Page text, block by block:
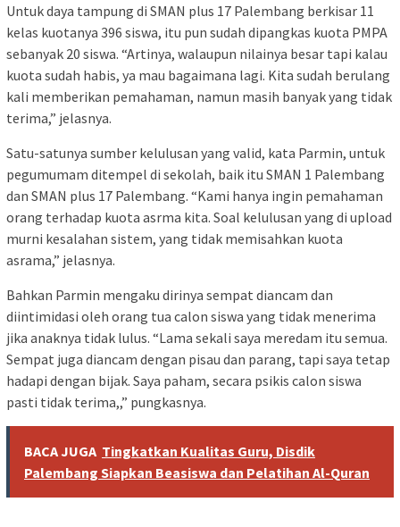
Untuk daya tampung di SMAN plus 17 Palembang berkisar 11
kelas kuotanya 396 siswa, itu pun sudah dipangkas kuota PMPA
sebanyak 20 siswa. “Artinya, walaupun nilainya besar tapi kalau
kuota sudah habis, ya mau bagaimana lagi. Kita sudah berulang
kali memberikan pemahaman, namun masih banyak yang tidak
terima,” jelasnya.
Satu-satunya sumber kelulusan yang valid, kata Parmin, untuk
pegumumam ditempel di sekolah, baik itu SMAN 1 Palembang
dan SMAN plus 17 Palembang. “Kami hanya ingin pemahaman
orang terhadap kuota asrma kita. Soal kelulusan yang di upload
murni kesalahan sistem, yang tidak memisahkan kuota
asrama,” jelasnya.
Bahkan Parmin mengaku dirinya sempat diancam dan
diintimidasi oleh orang tua calon siswa yang tidak menerima
jika anaknya tidak lulus. “Lama sekali saya meredam itu semua.
Sempat juga diancam dengan pisau dan parang, tapi saya tetap
hadapi dengan bijak. Saya paham, secara psikis calon siswa
pasti tidak terima,,” pungkasnya.
BACA JUGA Tingkatkan Kualitas Guru, Disdik
Palembang Siapkan Beasiswa dan Pelatihan Al-Quran